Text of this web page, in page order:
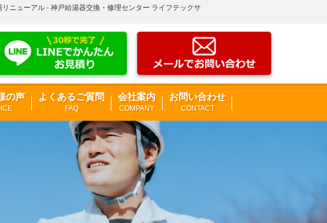
ニューアル - 神戸給湯器交換・修理センター ライフテックサ
の声 よくあるご質問
FAQ
会社案内
COMPANY
お問い合わせ
CONTACT